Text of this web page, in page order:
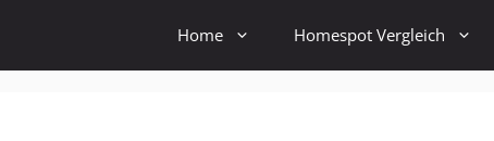
Home Homespot Vergleich